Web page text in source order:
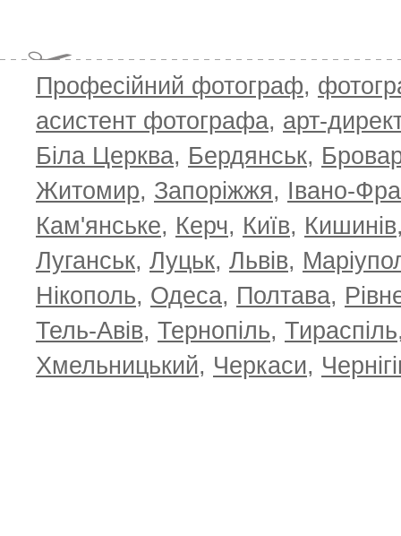
Професійний фотограф,
асистент фотографа, арт-
Біла Церква, Бердянськ,
Житомир, Запоріжжя, Івано-
Кам'янське, Керч, Київ, Кишинів
Луганськ, Луцьк, Львів,
Нікополь, Одеса, Полтава,
Тель-Авів, Тернопіль, Тираспіль
Хмельницький, Черкаси,